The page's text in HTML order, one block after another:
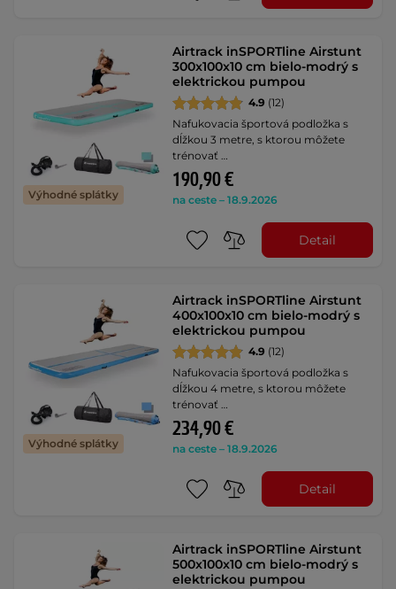
Výhodné splátky
Airtrack inSPORTline Airstunt
300x100x10 cm bielo-modrý s
elektrickou pumpou
4.9 (12)
Nafukovacia športová podložka s
dĺžkou 3 metre, s ktorou môžete
trénovať …
190,90 €
na ceste – 18.9.2026
Detail
Výhodné splátky
Airtrack inSPORTline Airstunt
400x100x10 cm bielo-modrý s
elektrickou pumpou
4.9 (12)
Nafukovacia športová podložka s
dĺžkou 4 metre, s ktorou môžete
trénovať …
234,90 €
na ceste – 18.9.2026
Detail
Airtrack inSPORTline Airstunt
500x100x10 cm bielo-modrý s
elektrickou pumpou